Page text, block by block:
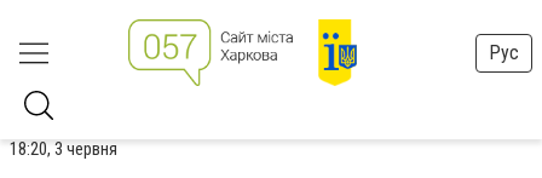
Рус
18:20, 3 червня